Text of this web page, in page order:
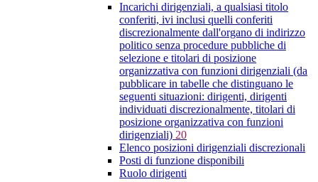
Incarichi dirigenziali, a qualsiasi titolo
conferiti, ivi inclusi quelli conferiti
discrezionalmente dall'organo di indirizzo
politico senza procedure pubbliche di
selezione e titolari di posizione
organizzativa con funzioni dirigenziali (da
pubblicare in tabelle che distinguano le
seguenti situazioni: dirigenti, dirigenti
individuati discrezionalmente, titolari di
posizione organizzativa con funzioni
dirigenziali) 20
Elenco posizioni dirigenziali discrezionali
Posti di funzione disponibili
Ruolo dirigenti